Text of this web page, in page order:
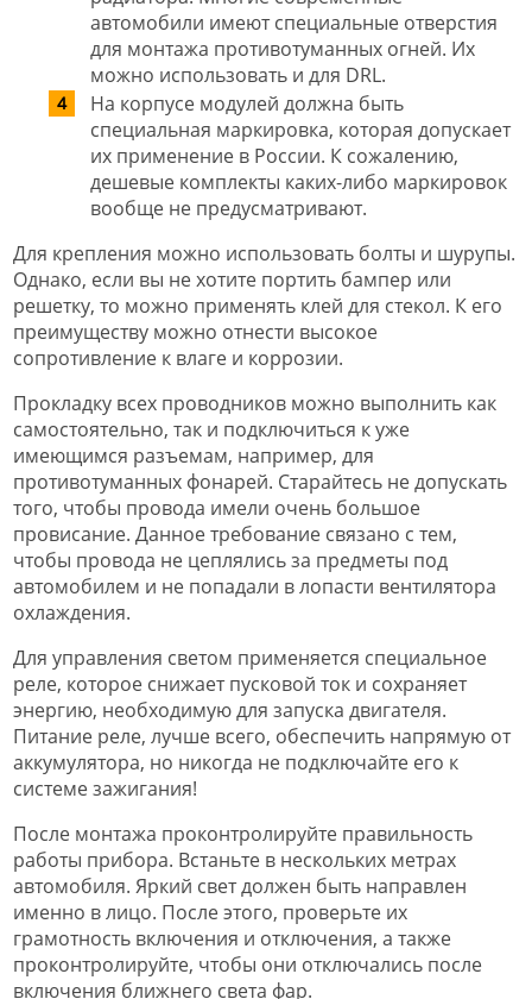
автомобили имеют специальные отверстия
для монтажа противотуманных огней. Их
можно использовать и для DRL.
На корпусе модулей должна быть
специальная маркировка, которая допускает
их применение в России. К сожалению,
дешевые комплекты каких-либо маркировок
вообще не предусматривают.
Для крепления можно использовать болты и шурупы.
Однако, если вы не хотите портить бампер или
решетку, то можно применять клей для стекол. К его
преимуществу можно отнести высокое
сопротивление к влаге и коррозии.
Прокладку всех проводников можно выполнить как
самостоятельно, так и подключиться к уже
имеющимся разъемам, например, для
противотуманных фонарей. Старайтесь не допускать
того, чтобы провода имели очень большое
провисание. Данное требование связано с тем,
чтобы провода не цеплялись за предметы под
автомобилем и не попадали в лопасти вентилятора
охлаждения.
Для управления светом применяется специальное
реле, которое снижает пусковой ток и сохраняет
энергию, необходимую для запуска двигателя.
Питание реле, лучше всего, обеспечить напрямую от
аккумулятора, но никогда не подключайте его к
системе зажигания!
После монтажа проконтролируйте правильность
работы прибора. Встаньте в нескольких метрах
автомобиля. Яркий свет должен быть направлен
именно в лицо. После этого, проверьте их
грамотность включения и отключения, а также
проконтролируйте, чтобы они отключались после
включения ближнего света фар.